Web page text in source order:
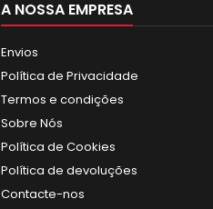
A NOSSA EMPRESA
Envios
Política de Privacidade
Termos e condições
Sobre Nós
Política de Cookies
Política de devoluções
Contacte-nos